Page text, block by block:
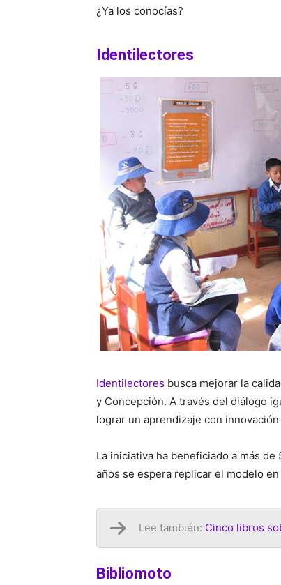
¿Ya los conocías?
Identilectores
Identilectores busca mejorar la
y Concepción. A través del diálogo
lograr un aprendizaje con innovación
La iniciativa ha beneficiado a más
años se espera replicar el modelo
Lee también: Cinco libros
Bibliomoto